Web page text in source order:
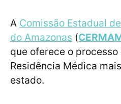
A Comissão Estadual
do Amazonas (
que oferece o
Residência Médica
estado.